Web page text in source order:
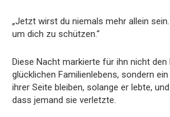
„Jetzt wirst du niemals mehr allein
um dich zu schützen.“
Diese Nacht markierte für ihn nicht den
glücklichen Familienlebens, sondern
ihrer Seite bleiben, solange er lebte,
dass jemand sie verletzte.